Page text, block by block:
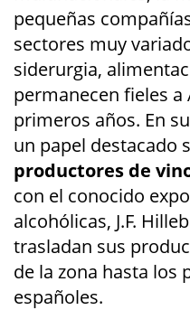
pequeñas
sectores muy
siderurgia,
permanecen fieles a
primeros años. En
un papel destacado
productores de
con el conocido
alcohólicas, J.F.
trasladan sus
de la zona hasta los
españoles.